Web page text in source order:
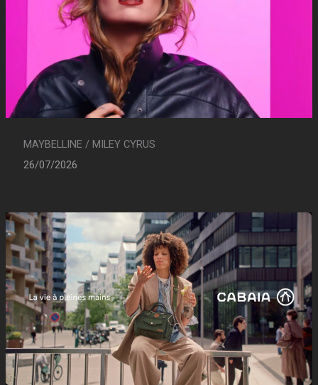
MAYBELLINE / MILEY CYRUS
26/07/2026